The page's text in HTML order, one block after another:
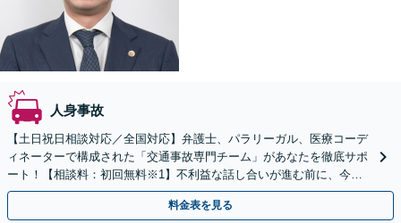
人身事故
【土日祝日相談対応／全国対応】弁護士、パラリーガル、医療コーデ
ィネーターで構成された「交通事故専門チーム」があなたを徹底サポ
ート！【相談料：初回無料※1】不利益な話し合いが進む前に、今す
ぐ相談！
料金表を見る